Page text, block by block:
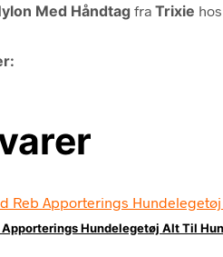
Med Håndtag fra Trixie
Apporterings Hundelegetøj Alt Til